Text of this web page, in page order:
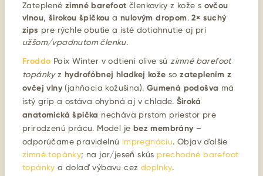
Zateplené zimné barefoot členkovky z kože s ovčou
vlnou, širokou špičkou anulovým dropom.2× suchý
zips pre rýchle obutie a isté dotiahnutie aj pri
užšom/vpadnutom členku.
Froddo Paix Winter v odtieni olive súzimné barefoot
topánkyzhydrofóbnej hladkej kože sozateplením z
ovčej vlny (jahňacia kožušina). Gumená podošva má
istý grip a ostáva ohybná aj v chlade. Široká
anatomická špička necháva prstom priestor pre
prirodzenú prácu. Model je bez membrány –
odporúčame pravidelnú impregnáciu. Objav ďalšie
zimné topánky; na jar/jeseň skús prechodné barefoot
topánky a dolaď výbavu cez doplnky.